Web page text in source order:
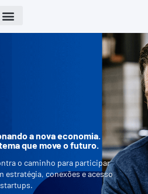
a nova economia.
que move o futuro.
o caminho para participar
estratégia, conexões e acesso